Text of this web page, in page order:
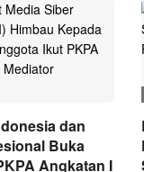
dan
Buka
Angkatan I